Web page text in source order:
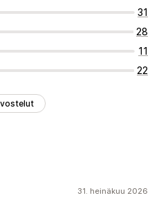
31
28
11
22
31. heinäkuu 2026